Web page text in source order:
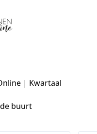
| Kwartaal
buurt